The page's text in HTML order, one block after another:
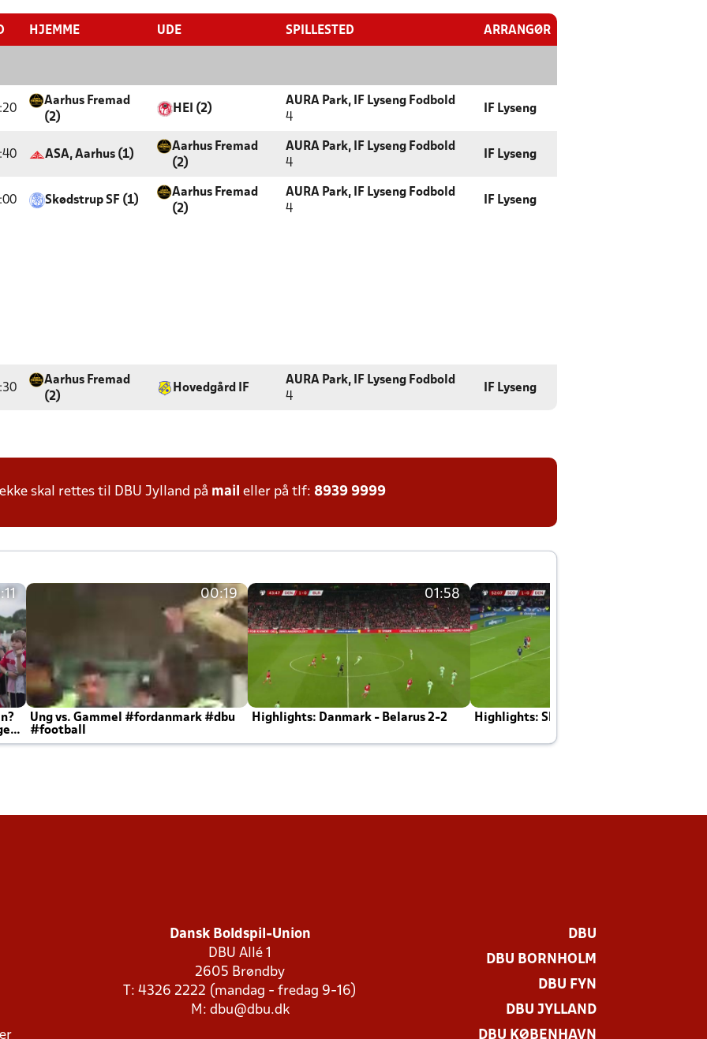
HJEMME UDE SPILLESTED ARRANGØR
Aarhus Fremad
(2)
HEI (2)
AURA Park, IF Lyseng Fodbold
4
IF Lyseng
ASA, Aarhus (1)
Aarhus Fremad
(2)
AURA Park, IF Lyseng Fodbold
4
IF Lyseng
Skødstrup SF (1)
Aarhus Fremad
(2)
AURA Park, IF Lyseng Fodbold
4
IF Lyseng
Aarhus Fremad
(2)
Hovedgård IF
AURA Park, IF Lyseng Fodbold
4
IF Lyseng
skal rettes til DBU Jylland på mail eller på tlf: 8939 9999
00:19
Ung vs. Gammel #fordanmark #dbu
#football
01:58
Highlights: Danmark - Belarus 2-2 Highlights: Skotland - Danmark 4-2
Dansk Boldspil-Union
DBU Allé 1
2605 Brøndby
T: 4326 2222 (mandag - fredag 9-16)
M: dbu@dbu.dk
DBU
DBU BORNHOLM
DBU FYN
DBU JYLLAND
DBU KØBENHAVN